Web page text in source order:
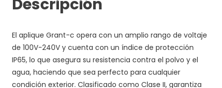
Descripción
El aplique Grant-c opera con un amplio rango de voltaje
de 100V-240V y cuenta con un índice de protección
IP65, lo que asegura su resistencia contra el polvo y el
agua, haciendo que sea perfecto para cualquier
condición exterior. Clasificado como Clase II, garantiza